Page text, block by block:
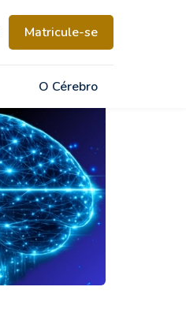
Matricule-se
O Cérebro